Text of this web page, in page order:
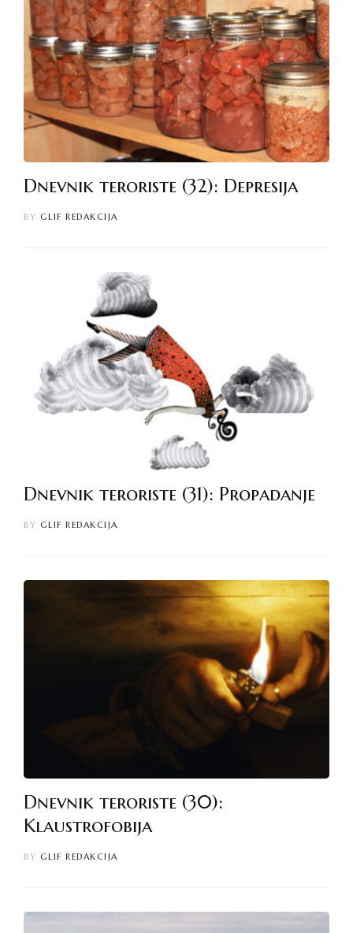
Dnevnik teroriste (32): Depresija
BY GLIF REDAKCIJA
Dnevnik teroriste (31): Propadanje
BY GLIF REDAKCIJA
Dnevnik teroriste (30):
Klaustrofobija
BY GLIF REDAKCIJA